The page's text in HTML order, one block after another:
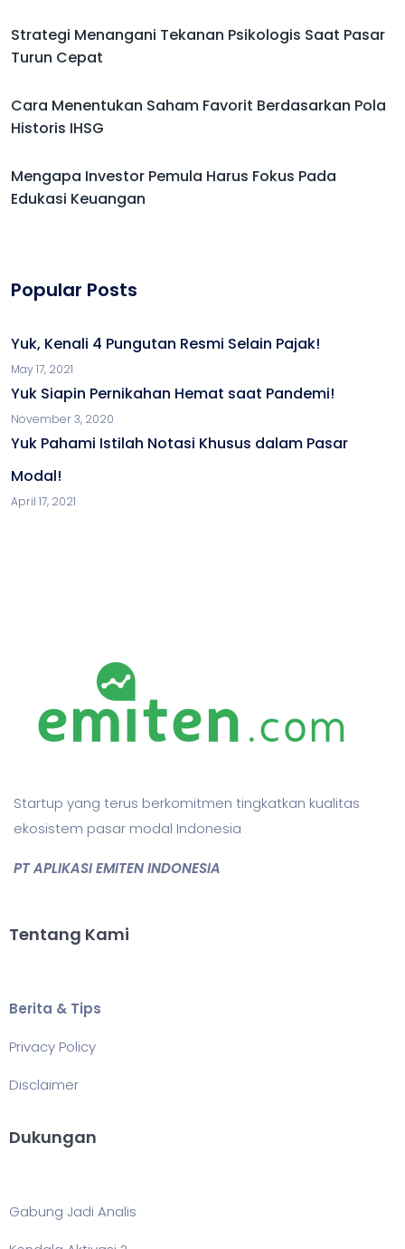
Strategi Menangani Tekanan Psikologis Saat Pasar
Turun Cepat
Cara Menentukan Saham Favorit Berdasarkan Pola
Historis IHSG
Mengapa Investor Pemula Harus Fokus Pada
Edukasi Keuangan
Popular Posts
Yuk, Kenali 4 Pungutan Resmi Selain Pajak!
May 17, 2021
Yuk Siapin Pernikahan Hemat saat Pandemi!
November 3, 2020
Yuk Pahami Istilah Notasi Khusus dalam Pasar
Modal!
April 17, 2021
Startup yang terus berkomitmen tingkatkan kualitas
ekosistem pasar modal Indonesia
PT APLIKASI EMITEN INDONESIA
Tentang Kami
Berita & Tips
Privacy Policy
Disclaimer
Dukungan
Gabung Jadi Analis